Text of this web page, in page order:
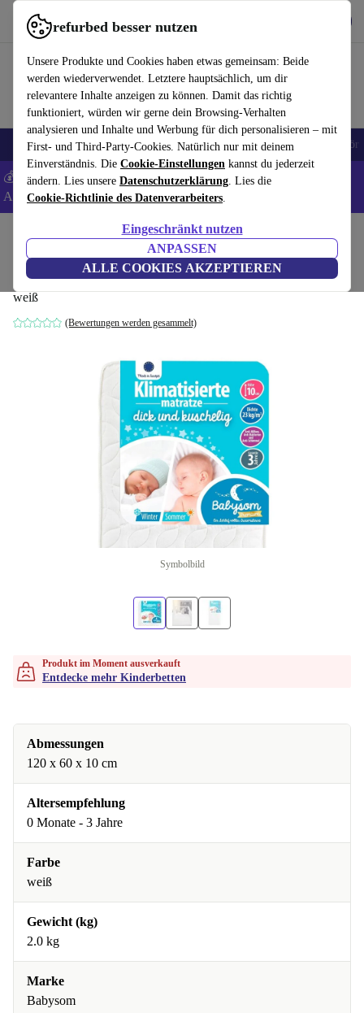
refurbed besser nutzen
Unsere Produkte und Cookies haben etwas gemeinsam: Beide
werden wiederverwendet. Letztere hauptsächlich, um dir
relevantere Inhalte anzeigen zu können. Damit das richtig
funktioniert, würden wir gerne dein Browsing-Verhalten
analysieren und Inhalte und Werbung für dich personalisieren – mit
First- und Third-Party-Cookies. Natürlich nur mit deinem
Einverständnis. Die Cookie-Einstellungen kannst du jederzeit
ändern. Lies unsere Datenschutzerklärung. Lies die
Cookie-Richtlinie des Datenverarbeiters.
Eingeschränkt nutzen
ANPASSEN
ALLE COOKIES AKZEPTIEREN
refurbed schnell und einfach nutzen
🎒 Back to school Handys Laptops Tablets Smartwatches Zubehör
💰 Extra -8% auf Samsung- und Google-Smartphones - Code:
ANDROID8 -AGB
Kinderbetten
Babysom Babymatratze | 60 ร 120 cm
weiß
(Bewertungen werden gesammelt)
Symbolbild
Produkt im Moment ausverkauft
Entdecke mehr Kinderbetten
Abmessungen
120 x 60 x 10 cm
Altersempfehlung
0 Monate - 3 Jahre
Farbe
weiß
Gewicht (kg)
2.0 kg
Marke
Babysom